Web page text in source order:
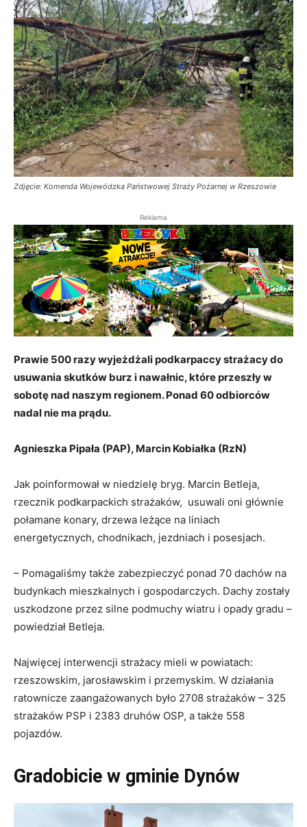
Zdjęcie: Komenda Wojewódzka Państwowej Straży Pożarnej w Rzeszowie
Reklama
Prawie 500 razy wyjeżdżali podkarpaccy strażacy do
usuwania skutków burz i nawałnic, które przeszły w
sobotę nad naszym regionem. Ponad 60 odbiorców
nadal nie ma prądu.
Agnieszka Pipała (PAP), Marcin Kobiałka (RzN)
Jak poinformował w niedzielę bryg. Marcin Betleja,
rzecznik podkarpackich strażaków, usuwali oni głównie
połamane konary, drzewa leżące na liniach
energetycznych, chodnikach, jezdniach i posesjach.
– Pomagaliśmy także zabezpieczyć ponad 70 dachów na
budynkach mieszkalnych i gospodarczych. Dachy zostały
uszkodzone przez silne podmuchy wiatru i opady gradu –
powiedział Betleja.
Najwięcej interwencji strażacy mieli w powiatach:
rzeszowskim, jarosławskim i przemyskim. W działania
ratownicze zaangażowanych było 2708 strażaków – 325
strażaków PSP i 2383 druhów OSP, a także 558
pojazdów.
Gradobicie w gminie Dynów